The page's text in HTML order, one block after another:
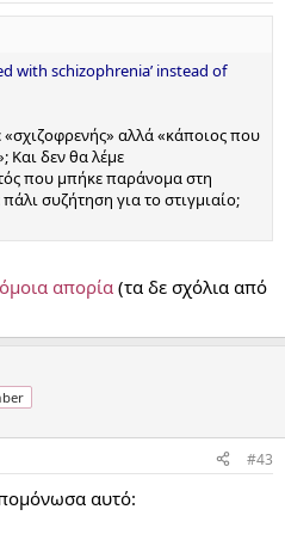
with schizophrenia’ instead of
αλλά «κάποιος που
Και δεν θα λέμε
που μπήκε παράνομα στη
συζήτηση για το στιγμιαίο;
απορία (τα δε σχόλια από
#43
αυτό: